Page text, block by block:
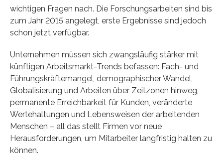
wichtigen Fragen nach. Die Forschungsarbeiten sind bis
zum Jahr 2015 angelegt, erste Ergebnisse sind jedoch
schon jetzt verfügbar.
Unternehmen müssen sich zwangsläufig stärker mit
künftigen Arbeitsmarkt-Trends befassen: Fach- und
Führungskräftemangel, demographischer Wandel,
Globalisierung und Arbeiten über Zeitzonen hinweg,
permanente Erreichbarkeit für Kunden, veränderte
Wertehaltungen und Lebensweisen der arbeitenden
Menschen – all das stellt Firmen vor neue
Herausforderungen, um Mitarbeiter langfristig halten zu
können.